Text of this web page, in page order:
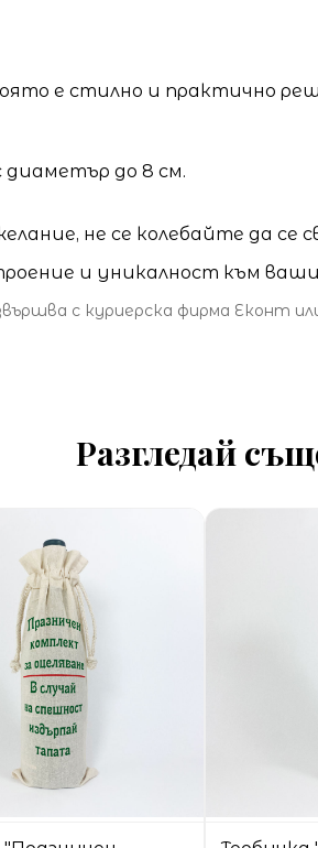
е стилно и практично
диаметър до 8 см.
не се колебайте да се
и уникалност към
с куриерска фирма Еконт
Разгледай